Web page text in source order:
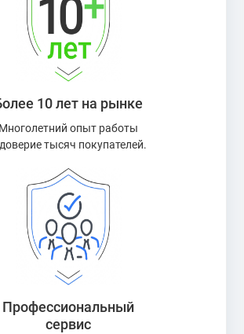
10 лет на рынке
Многолетний опыт работы
тысяч покупателей.
Профессиональный
сервис